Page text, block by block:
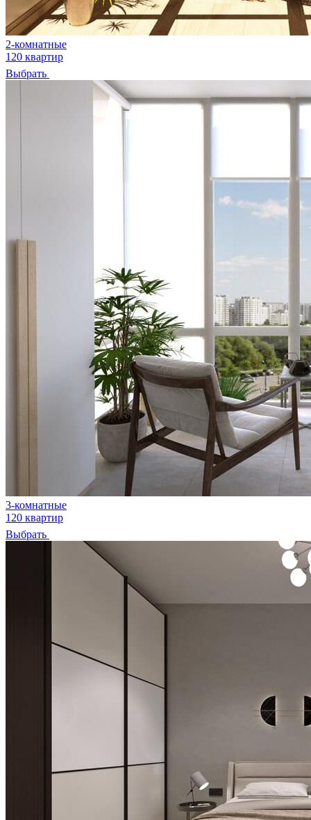
2-комнатные
120 квартир
Выбрать
3-комнатные
120 квартир
Выбрать